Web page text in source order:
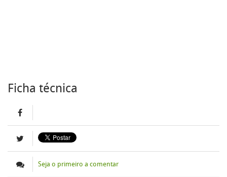
Ficha técnica
Seja o primeiro a comentar